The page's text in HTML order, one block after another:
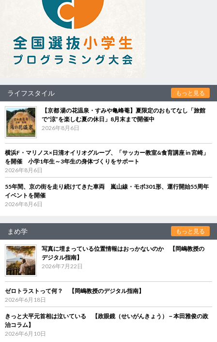
ライフスタイル もっと見る
【京都 湯の花温泉・すみや亀峰菴】夏限定のおもてなし「旅館
で“涼”を楽しむ夏の休日」8月末まで開催中
2026年8月6日
横浜F・マリノス×日清オイリオグループ、「サッカー教室&食育講座 in 宮崎」
を開催 小学1年生～3年生の身体づくりをサポート
2026年8月6日
55年間、京の街を走り続けてきた車両 嵐山線・モボ301形、運行開始55周年
イベントを開催
2026年8月6日
まめ学 もっと見る
写真に埋まっている位置情報はおっかないのか 【岡嶋教授の
デジタル指南】
2026年7月22日
ゼロトラストって何？ 【岡嶋教授のデジタル指南】
2026年6月18日
きっと大平元首相は泣いている 【政眼鏡（せいがんきょう）－本田雅俊の政
治コラム】
2026年6月10日